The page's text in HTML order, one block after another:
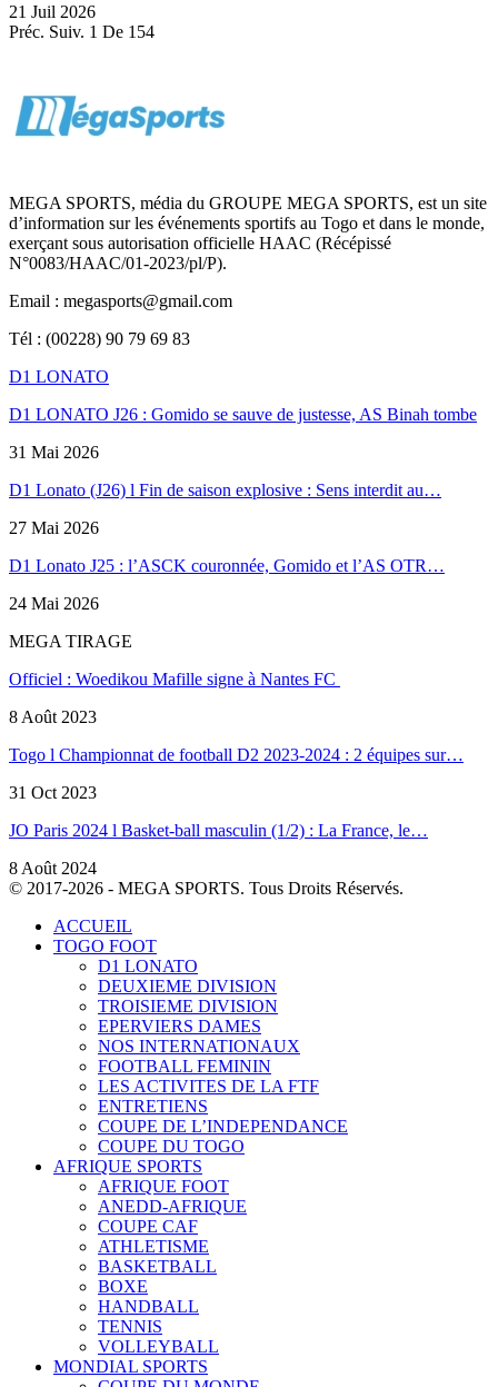
21 Juil 2026
Préc. Suiv. 1 De 154
MEGA SPORTS, média du GROUPE MEGA SPORTS, est un site
d’information sur les événements sportifs au Togo et dans le monde,
exerçant sous autorisation officielle HAAC (Récépissé
N°0083/HAAC/01-2023/pl/P).
Email : megasports@gmail.com
Tél : (00228) 90 79 69 83
D1 LONATO
D1 LONATO J26 : Gomido se sauve de justesse, AS Binah tombe
31 Mai 2026
D1 Lonato (J26) l Fin de saison explosive : Sens interdit au…
27 Mai 2026
D1 Lonato J25 : l’ASCK couronnée, Gomido et l’AS OTR…
24 Mai 2026
MEGA TIRAGE
Officiel : Woedikou Mafille signe à Nantes FC
8 Août 2023
Togo l Championnat de football D2 2023-2024 : 2 équipes sur…
31 Oct 2023
JO Paris 2024 l Basket-ball masculin (1/2) : La France, le…
8 Août 2024
© 2017-2026 - MEGA SPORTS. Tous Droits Réservés.
ACCUEIL
TOGO FOOT
D1 LONATO
DEUXIEME DIVISION
TROISIEME DIVISION
EPERVIERS DAMES
NOS INTERNATIONAUX
FOOTBALL FEMININ
LES ACTIVITES DE LA FTF
ENTRETIENS
COUPE DE L’INDEPENDANCE
COUPE DU TOGO
AFRIQUE SPORTS
AFRIQUE FOOT
ANEDD-AFRIQUE
COUPE CAF
ATHLETISME
BASKETBALL
BOXE
HANDBALL
TENNIS
VOLLEYBALL
MONDIAL SPORTS